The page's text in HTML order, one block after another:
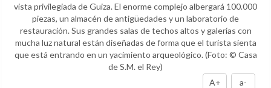
vista privilegiada de Guiza. El enorme complejo albergará 100.000
piezas, un almacén de antigüedades y un laboratorio de
restauración. Sus grandes salas de techos altos y galerías con
mucha luz natural están diseñadas de forma que el turista sienta
que está entrando en un yacimiento arqueológico.(Foto: © Casa
de S.M. el Rey)
A+
a-